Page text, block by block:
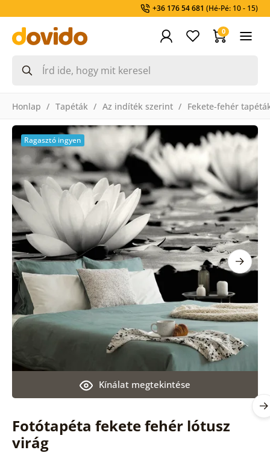
+36 176 54 681 (Hé-Pé: 10 - 15)
0
Honlap Tapéták Az indíték szerint Fekete-fehér
Fotótapéta fekete fehér lótusz
virág
Kínálat megtekintése
Ragasztó ingyen